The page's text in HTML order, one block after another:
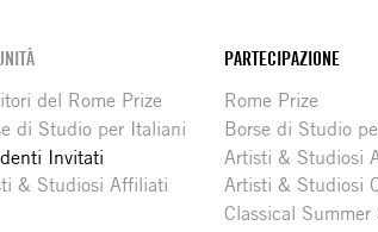
del Rome Prize
di Studio per Italiani
Invitati
& Studiosi Affiliati
PARTECIPAZIONE
Rome Prize
Borse di Studio
Artisti & Studiosi
Artisti & Studiosi
Classical Summer